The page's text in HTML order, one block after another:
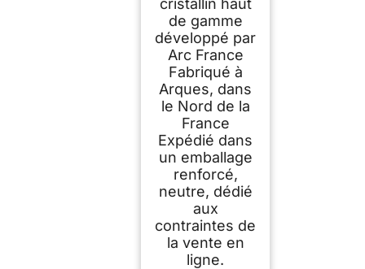
de gamme
développé par
Arc France
Fabriqué à
Arques, dans
le Nord de la
France
Expédié dans
un emballage
renforcé,
neutre, dédié
aux
contraintes de
la vente en
ligne.